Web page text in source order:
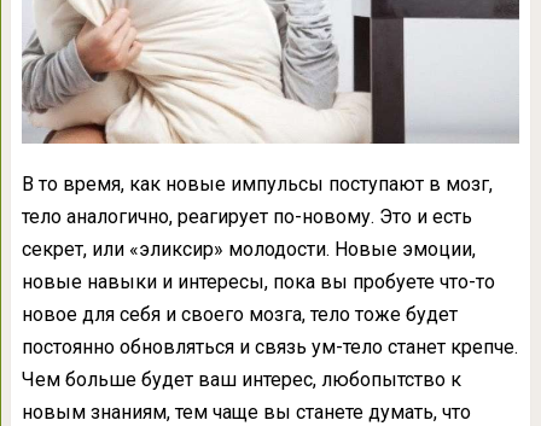
В то время, как новые импульсы поступают в мозг,
тело аналогично, реагирует по-новому. Это и есть
секрет, или «эликсир» молодости. Новые эмоции,
новые навыки и интересы, пока вы пробуете что-то
новое для себя и своего мозга, тело тоже будет
постоянно обновляться и связь ум-тело станет крепче.
Чем больше будет ваш интерес, любопытство к
новым знаниям, тем чаще вы станете думать, что